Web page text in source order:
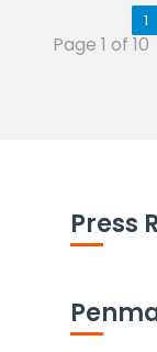
Press
1
Page 1 of 10